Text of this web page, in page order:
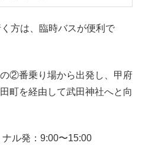
方は、臨時バスが便利で
②番乗り場から出発し、甲府
町を経由して武田神社へと向
ル発：9:00〜15:00